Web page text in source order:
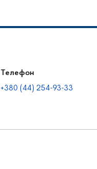
Телефон
+380 (44) 254-93-33